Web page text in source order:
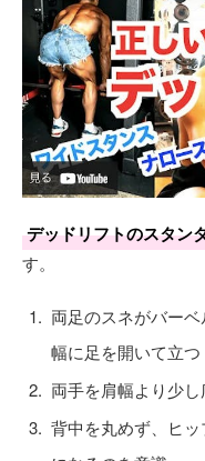
デッドリフトのスタン
す。
両足のスネがバー
幅に足を開いて立つ
両手を肩幅より少
背中を丸めず、ヒ